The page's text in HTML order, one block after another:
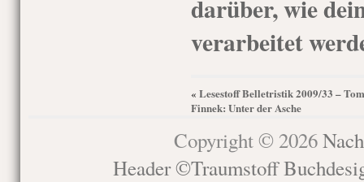
darüber, wie
verarbeitet
« Lesestoff Belletristik 2009/33 – Tom
Finnek: Unter der Asche
Copyright © 2026
Header ©Traumstoff